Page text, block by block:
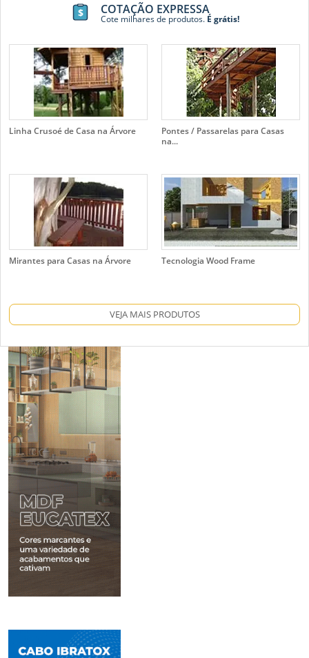
COTAÇÃO EXPRESSA
Cote milhares de produtos.É grátis!
Linha Crusoé de Casa na Árvore
Pontes / Passarelas para Casas
na...
Mirantes para Casas na Árvore Tecnologia Wood Frame
VEJA MAIS PRODUTOS